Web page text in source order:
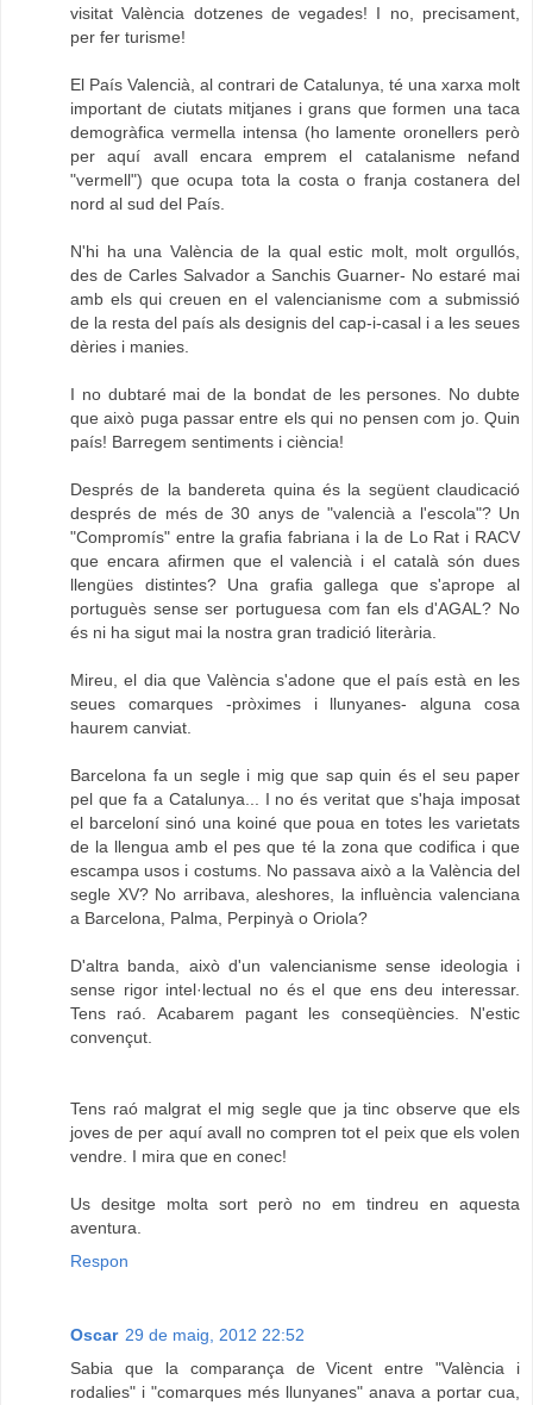
visitat València dotzenes de vegades! I no, precisament,
per fer turisme!
El País Valencià, al contrari de Catalunya, té una xarxa molt
important de ciutats mitjanes i grans que formen una taca
demogràfica vermella intensa (ho lamente oronellers però
per aquí avall encara emprem el catalanisme nefand
"vermell") que ocupa tota la costa o franja costanera del
nord al sud del País.
N'hi ha una València de la qual estic molt, molt orgullós,
des de Carles Salvador a Sanchis Guarner- No estaré mai
amb els qui creuen en el valencianisme com a submissió
de la resta del país als designis del cap-i-casal i a les seues
dèries i manies.
I no dubtaré mai de la bondat de les persones. No dubte
que això puga passar entre els qui no pensen com jo. Quin
país! Barregem sentiments i ciència!
Després de la bandereta quina és la següent claudicació
després de més de 30 anys de "valencià a l'escola"? Un
"Compromís" entre la grafia fabriana i la de Lo Rat i RACV
que encara afirmen que el valencià i el català són dues
llengües distintes? Una grafia gallega que s'aprope al
portuguès sense ser portuguesa com fan els d'AGAL? No
és ni ha sigut mai la nostra gran tradició literària.
Mireu, el dia que València s'adone que el país està en les
seues comarques -pròximes i llunyanes- alguna cosa
haurem canviat.
Barcelona fa un segle i mig que sap quin és el seu paper
pel que fa a Catalunya... I no és veritat que s'haja imposat
el barceloní sinó una koiné que poua en totes les varietats
de la llengua amb el pes que té la zona que codifica i que
escampa usos i costums. No passava això a la València del
segle XV? No arribava, aleshores, la influència valenciana
a Barcelona, Palma, Perpinyà o Oriola?
D'altra banda, això d'un valencianisme sense ideologia i
sense rigor intel·lectual no és el que ens deu interessar.
Tens raó. Acabarem pagant les conseqüències. N'estic
convençut.
Tens raó malgrat el mig segle que ja tinc observe que els
joves de per aquí avall no compren tot el peix que els volen
vendre. I mira que en conec!
Us desitge molta sort però no em tindreu en aquesta
aventura.
Respon
Oscar 29 de maig, 2012 22:52
Sabia que la comparança de Vicent entre "València i
rodalies" i "comarques més llunyanes" anava a portar cua,